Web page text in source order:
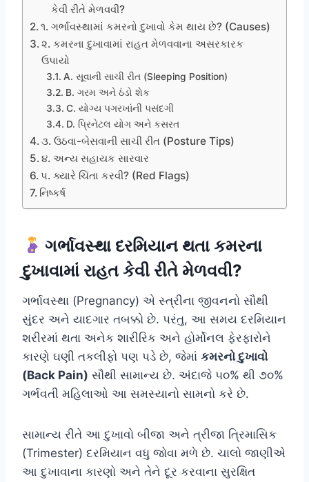
કેવી રીતે મેળવવી?
૧. ગર્ભાવસ્થામાં કમરનો દુખાવો કેમ થાય છે? (Causes)
૨. કમરના દુખાવામાં રાહત મેળવવાના અસરકારક
ઉપાયો
A. સૂવાની સાચી રીત (Sleeping Position)
B. ગરમ અને ઠંડો શેક
C. યોગ્ય પગરખાંની પસંદગી
D. પ્રિનેટલ યોગ અને કસરત
૩. ઉઠવા-બેસવાની સાચી રીત (Posture Tips)
૪. અન્ય સહાયક સારવાર
૫. ક્યારે ચિંતા કરવી? (Red Flags)
નિષ્કર્ષ
ગર્ભાવસ્થા દરમિયાન થતા કમરના
દુખાવામાં રાહત કેવી રીતે મેળવવી?
ગર્ભાવસ્થા (Pregnancy) એ સ્ત્રીના જીવનનો સૌથી
સુંદર અને યાદગાર તબક્કો છે. પરંતુ, આ સમય દરમિયાન
શરીરમાં થતા અનેક શારીરિક અને હોર્મોનલ ફેરફારોને
કારણે ઘણી તકલીફો પણ પડે છે, જેમાં કમરનો દુખાવો
(Back Pain) સૌથી સામાન્ય છે. અંદાજે ૫૦% થી ૭૦%
ગર્ભવતી મહિલાઓ આ સમસ્યાનો સામનો કરે છે.
સામાન્ય રીતે આ દુખાવો બીજા અને ત્રીજા ત્રિમાસિક
(Trimester) દરમિયાન વધુ જોવા મળે છે. ચાલો જાણીએ
આ દુખાવાના કારણો અને તેને દૂર કરવાના સુરક્ષિત